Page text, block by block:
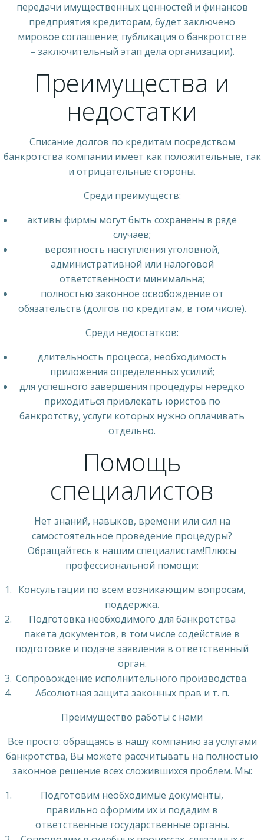
передачи имущественных ценностей и финансов
предприятия кредиторам, будет заключено
мировое соглашение; публикация о банкротстве
– заключительный этап дела организации).
Преимущества и
недостатки
Списание долгов по кредитам посредством
банкротства компании имеет как положительные, так
и отрицательные стороны.
Среди преимуществ:
активы фирмы могут быть сохранены в ряде
случаев;
вероятность наступления уголовной,
административной или налоговой
ответственности минимальна;
полностью законное освобождение от
обязательств (долгов по кредитам, в том числе).
Среди недостатков:
длительность процесса, необходимость
приложения определенных усилий;
для успешного завершения процедуры нередко
приходиться привлекать юристов по
банкротству, услуги которых нужно оплачивать
отдельно.
Помощь
специалистов
Нет знаний, навыков, времени или сил на
самостоятельное проведение процедуры?
Обращайтесь к нашим специалистам!Плюсы
профессиональной помощи:
Консультации по всем возникающим вопросам,
поддержка.
Подготовка необходимого для банкротства
пакета документов, в том числе содействие в
подготовке и подаче заявления в ответственный
орган.
Сопровождение исполнительного производства.
Абсолютная защита законных прав и т. п.
Преимущество работы с нами
Все просто: обращаясь в нашу компанию за услугами
банкротства, Вы можете рассчитывать на полностью
законное решение всех сложившихся проблем. Мы:
Подготовим необходимые документы,
правильно оформим их и подадим в
ответственные государственные органы.